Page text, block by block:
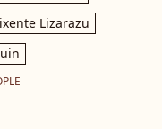
Lizarazu